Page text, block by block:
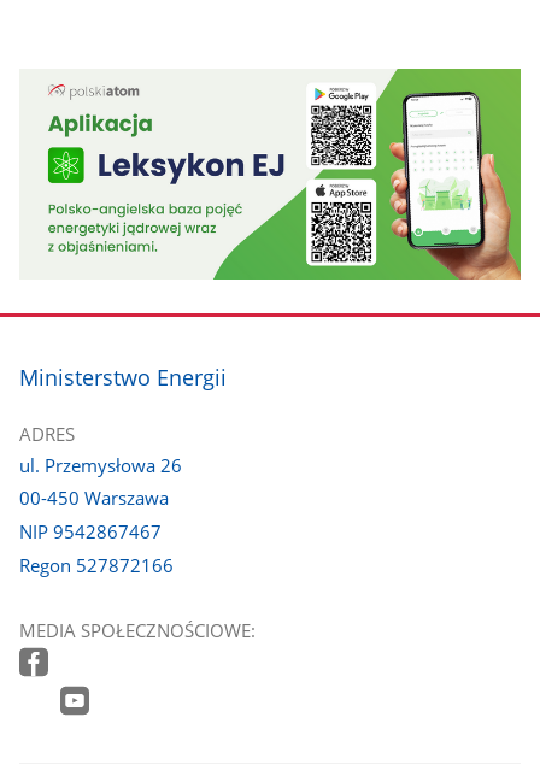
stopka
Ministerstwo Energii
ADRES
ul. Przemysłowa 26
00-450 Warszawa
NIP 9542867467
Regon 527872166
MEDIA SPOŁECZNOŚCIOWE: